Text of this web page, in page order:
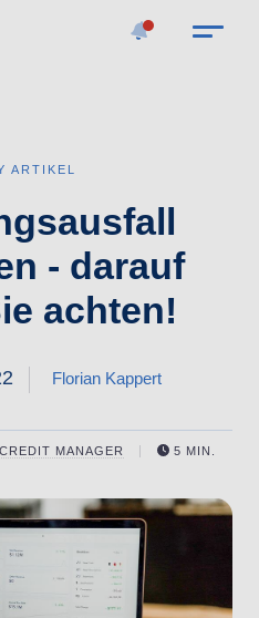
ARTIKEL
- darauf
achten!
Florian Kappert
CREDIT MANAGER 5 MIN.